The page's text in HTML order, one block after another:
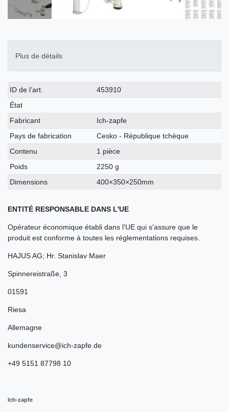
Plus de détails
Caractéristique
technique
Valeur
ID de l’art.
453910
État
Fabricant
Ich-zapfe
Pays de fabrication
Cesko - République tchèque
Contenu
1 pièce
Poids
2250 g
Dimensions
400×350×250mm
ENTITÉ RESPONSABLE DANS L'UE
Opérateur économique établi dans l'UE qui s'assure que le
produit est conforme à toutes les réglementations requises.
HAJUS AG; Hr. Stanislav Maer
Spinnereistraße 3
01591
Riesa
Allemagne
kundenservice@ich-zapfe.de
+49 5151 87798 10
Ich-zapfe